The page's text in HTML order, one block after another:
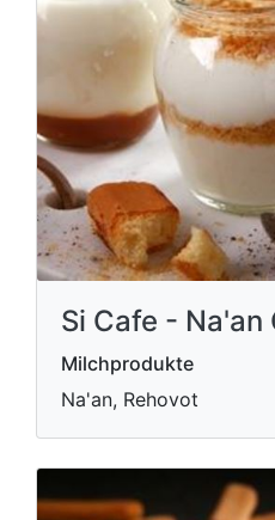
Si Cafe - Na'an
Milchprodukte
Na'an, Rehovot